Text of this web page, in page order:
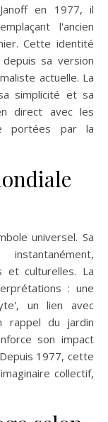
en 1977, il
l'ancien
Cette identité
sa version
actuelle. La
simplicité et sa
direct avec les
portées par la
universel. Sa
et culturelles. La
: une
un lien avec
rappel du jardin
son impact
1977, cette
collectif,